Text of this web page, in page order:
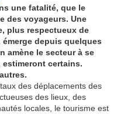
une fatalité, que le
des voyageurs. Une
plus respectueux de
depuis quelques
amène le secteur à se
estimeront certains.
des déplacements des
des lieux, des
locales, le tourisme est